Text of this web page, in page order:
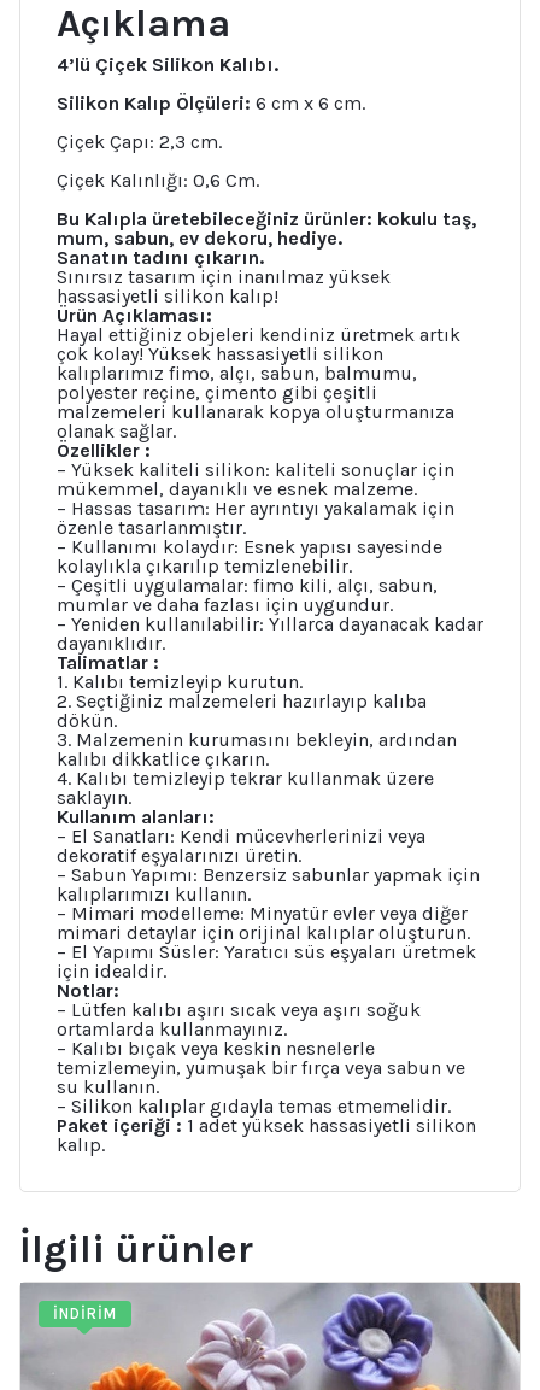
Açıklama
4’lü Çiçek Silikon Kalıbı.
Silikon Kalıp Ölçüleri: 6 cm x 6 cm.
Çiçek Çapı: 2,3 cm.
Çiçek Kalınlığı: 0,6 Cm.
Bu Kalıpla üretebileceğiniz ürünler: kokulu taş,
mum, sabun, ev dekoru, hediye.
Sanatın tadını çıkarın.
Sınırsız tasarım için inanılmaz yüksek
hassasiyetli silikon kalıp!
Ürün Açıklaması:
Hayal ettiğiniz objeleri kendiniz üretmek artık
çok kolay! Yüksek hassasiyetli silikon
kalıplarımız fimo, alçı, sabun, balmumu,
polyester reçine, çimento gibi çeşitli
malzemeleri kullanarak kopya oluşturmanıza
olanak sağlar.
Özellikler :
– Yüksek kaliteli silikon: kaliteli sonuçlar için
mükemmel, dayanıklı ve esnek malzeme.
– Hassas tasarım: Her ayrıntıyı yakalamak için
özenle tasarlanmıştır.
– Kullanımı kolaydır: Esnek yapısı sayesinde
kolaylıkla çıkarılıp temizlenebilir.
– Çeşitli uygulamalar: fimo kili, alçı, sabun,
mumlar ve daha fazlası için uygundur.
– Yeniden kullanılabilir: Yıllarca dayanacak kadar
dayanıklıdır.
Talimatlar :
1. Kalıbı temizleyip kurutun.
2. Seçtiğiniz malzemeleri hazırlayıp kalıba
dökün.
3. Malzemenin kurumasını bekleyin, ardından
kalıbı dikkatlice çıkarın.
4. Kalıbı temizleyip tekrar kullanmak üzere
saklayın.
Kullanım alanları:
– El Sanatları: Kendi mücevherlerinizi veya
dekoratif eşyalarınızı üretin.
– Sabun Yapımı: Benzersiz sabunlar yapmak için
kalıplarımızı kullanın.
– Mimari modelleme: Minyatür evler veya diğer
mimari detaylar için orijinal kalıplar oluşturun.
– El Yapımı Süsler: Yaratıcı süs eşyaları üretmek
için idealdir.
Notlar:
– Lütfen kalıbı aşırı sıcak veya aşırı soğuk
ortamlarda kullanmayınız.
– Kalıbı bıçak veya keskin nesnelerle
temizlemeyin, yumuşak bir fırça veya sabun ve
su kullanın.
– Silikon kalıplar gıdayla temas etmemelidir.
Paket içeriği : 1 adet yüksek hassasiyetli silikon
kalıp.
İlgili ürünler
İNDIRIM